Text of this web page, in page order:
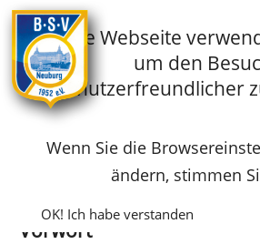
Diese Webseite
um den
benutzerfreundlicher
Wenn Sie die
ändern, stimmen
OK! Ich habe verstanden
Startseite
Datenschutz
Vorwort